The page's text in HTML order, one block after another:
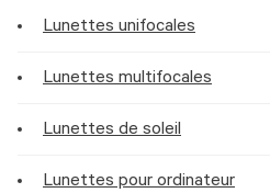
Lunettes unifocales
Lunettes multifocales
Lunettes de soleil
Lunettes pour ordinateur